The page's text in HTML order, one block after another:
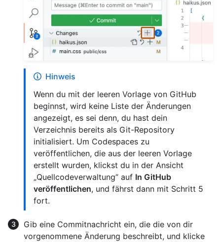
Hinweis
Wenn du mit der leeren Vorlage von GitHub
beginnst, wird keine Liste der Änderungen
angezeigt, es sei denn, du hast dein
Verzeichnis bereits als Git-Repository
initialisiert. Um Codespaces zu
veröffentlichen, die aus der leeren Vorlage
erstellt wurden, klickst du in der Ansicht
„Quellcodeverwaltung“ auf In GitHub
veröffentlichen, und fährst dann mit Schritt 5
fort.
Gib eine Commitnachricht ein, die die von dir
vorgenommene Änderung beschreibt, und klicke